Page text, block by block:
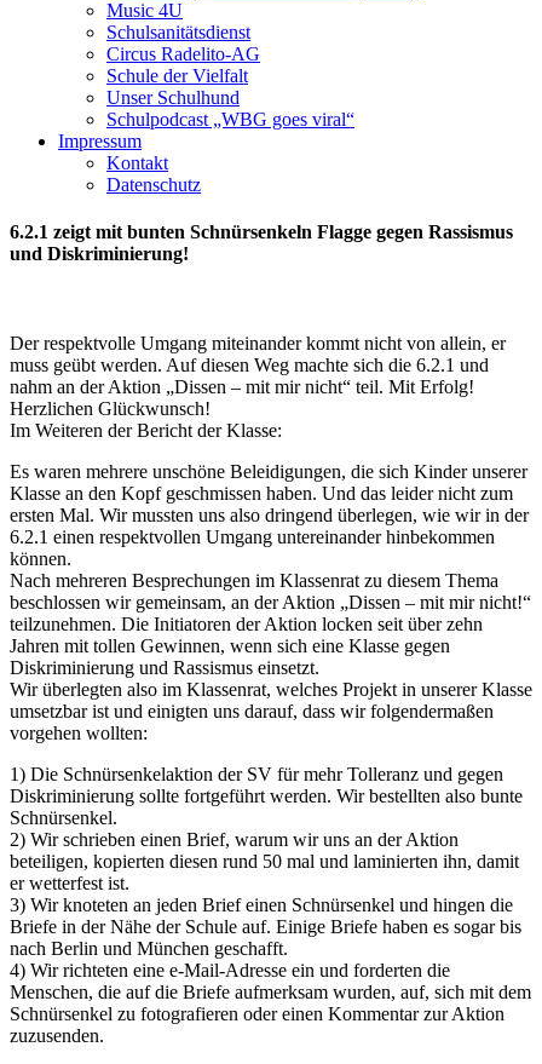
Music 4U
Schulsanitätsdienst
Circus Radelito-AG
Schule der Vielfalt
Unser Schulhund
Schulpodcast „WBG goes viral“
Impressum
Kontakt
Datenschutz
6.2.1 zeigt mit bunten Schnürsenkeln Flagge gegen Rassismus
und Diskriminierung!
Der respektvolle Umgang miteinander kommt nicht von allein, er
muss geübt werden. Auf diesen Weg machte sich die 6.2.1 und
nahm an der Aktion „Dissen – mit mir nicht“ teil. Mit Erfolg!
Herzlichen Glückwunsch!
Im Weiteren der Bericht der Klasse:
Es waren mehrere unschöne Beleidigungen, die sich Kinder unserer
Klasse an den Kopf geschmissen haben. Und das leider nicht zum
ersten Mal. Wir mussten uns also dringend überlegen, wie wir in der
6.2.1 einen respektvollen Umgang untereinander hinbekommen
können.
Nach mehreren Besprechungen im Klassenrat zu diesem Thema
beschlossen wir gemeinsam, an der Aktion „Dissen – mit mir nicht!“
teilzunehmen. Die Initiatoren der Aktion locken seit über zehn
Jahren mit tollen Gewinnen, wenn sich eine Klasse gegen
Diskriminierung und Rassismus einsetzt.
Wir überlegten also im Klassenrat, welches Projekt in unserer Klasse
umsetzbar ist und einigten uns darauf, dass wir folgendermaßen
vorgehen wollten:
1) Die Schnürsenkelaktion der SV für mehr Tolleranz und gegen
Diskriminierung sollte fortgeführt werden. Wir bestellten also bunte
Schnürsenkel.
2) Wir schrieben einen Brief, warum wir uns an der Aktion
beteiligen, kopierten diesen rund 50 mal und laminierten ihn, damit
er wetterfest ist.
3) Wir knoteten an jeden Brief einen Schnürsenkel und hingen die
Briefe in der Nähe der Schule auf. Einige Briefe haben es sogar bis
nach Berlin und München geschafft.
4) Wir richteten eine e-Mail-Adresse ein und forderten die
Menschen, die auf die Briefe aufmerksam wurden, auf, sich mit dem
Schnürsenkel zu fotografieren oder einen Kommentar zur Aktion
zuzusenden.